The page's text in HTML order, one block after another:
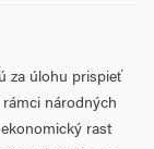
za úlohu prispieť
národných
rast